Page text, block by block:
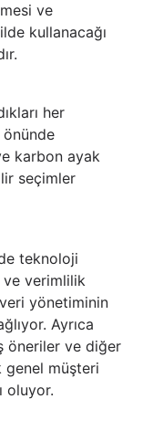
ve
kullanacağı
her
karbon ayak
seçimler
teknoloji
verimlilik
veri yönetiminin
Ayrıca
öneriler ve diğer
müşteri
oluyor.